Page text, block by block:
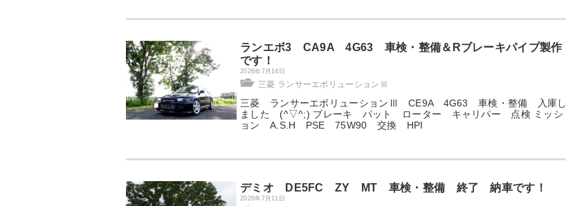
ランエボ3 CA9A 4G63 車検・整備＆Rブレーキパイプ製作
です！
2026年7月14日
三菱 ランサーエボリューションⅢ
三菱 ランサーエボリューションⅢ CE9A 4G63 車検・整備 入庫し
ました (^▽^;) ブレーキ パット ローター キャリパー 点検 ミッシ
ョン A.S.H PSE 75W90 交換 HPI
デミオ DE5FC ZY MT 車検・整備 終了 納車です！
2026年7月11日